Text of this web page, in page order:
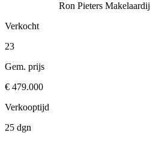
Ron Pieters Makelaardij
Verkocht
23
Gem. prijs
€ 479.000
Verkooptijd
25 dgn